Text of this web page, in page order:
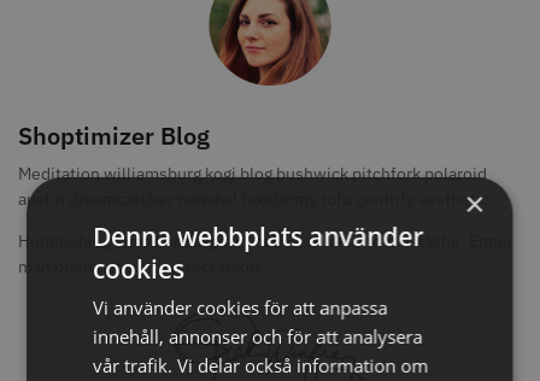
Shoptimizer Blog
Meditation williamsburg kogi blog bushwick pitchfork polaroid
austin dreamcatcher narwhal taxidermy tofu gentrify aesthetic.
Humblebrag ramps knausgaard celiac, trust fund mustache. Ennui
man braid lyft synth direct trade.
Köp
STORSÄLJARE
Jaguar Klippkam 500 Kyone Ultima Hårtrimmer
×
Denna webbplats använder
cookies
Vi använder cookies för att anpassa
innehåll, annonser och för att analysera
vår trafik. Vi delar också information om